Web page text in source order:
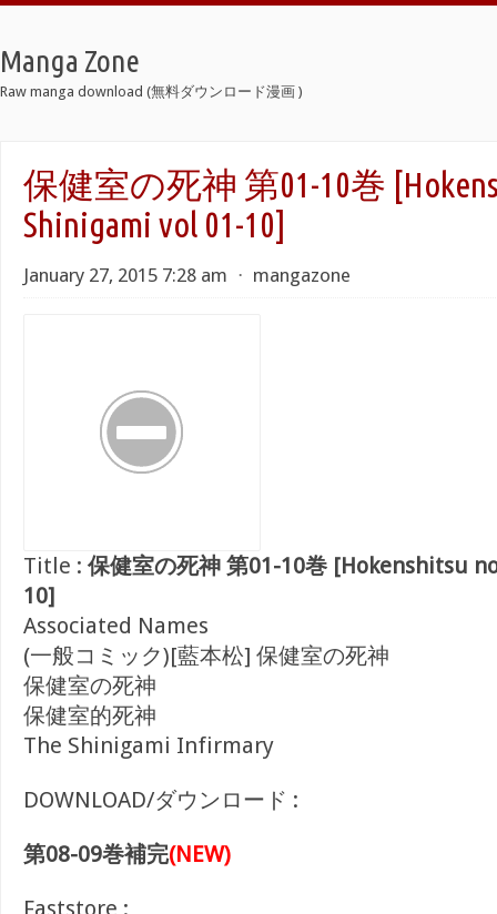
Manga Zone
Raw manga download (無料ダウンロード漫画 )
保健室の死神 第01-10巻
Shinigami vol 01-10]
January 27, 2015 7:28 am ⋅ mangazone
Title : 保健室の死神 第01-10巻 [Hokenshitsu
10]
Associated Names
(一般コミック)[藍本松] 保健室の死神
保健室の死神
保健室的死神
The Shinigami Infirmary
DOWNLOAD/ダウンロード :
第08-09巻補完(NEW)
Faststore :